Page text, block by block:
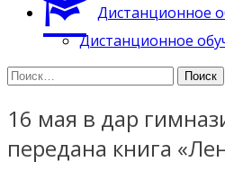
Дистанционное
Дистанционное
Найти:
16 мая в дар
передана книга